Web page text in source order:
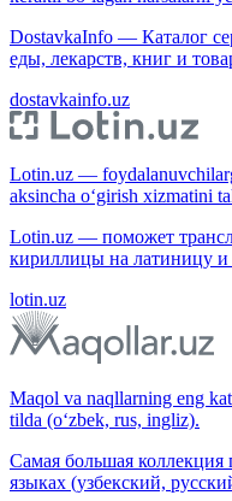
DostavkaInfo — Каталог
еды, лекарств, книг и
dostavkainfo.uz
Lotin.uz —
aksincha o‘girish xizmatini
Lotin.uz — поможет
кириллицы на латиницу и
lotin.uz
Maqol va naqllarning eng
tilda (o‘zbek, rus, ingliz).
Самая большая коллекция
языках (узбекский,